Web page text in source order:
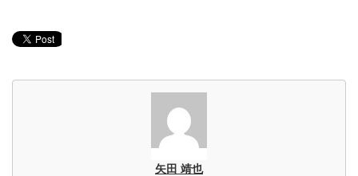
矢田 靖也